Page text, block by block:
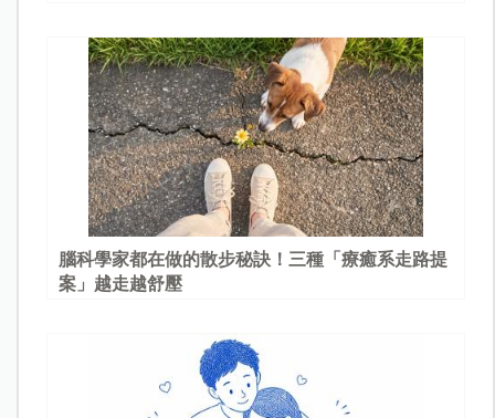
腦科學家都在做的散步秘訣！三種「療癒系走路提
案」越走越舒壓